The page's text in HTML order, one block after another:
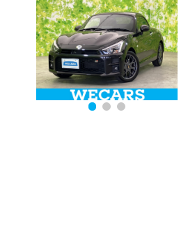
企業情報
0120-
年式 新
走行距
離
少な
排気量 大